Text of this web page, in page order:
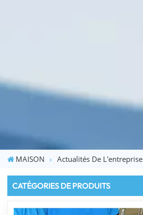
MAISON Actualités De L'entreprise
CATÉGORIES DE PRODUITS